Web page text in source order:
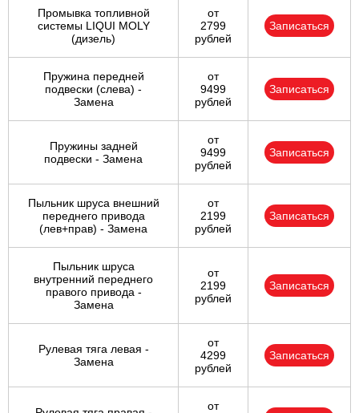
Промывка топливной
системы LIQUI MOLY
(дизель)
от
2799
рублей
Записаться
Пружина передней
подвески (слева) -
Замена
от
9499
рублей
Записаться
Пружины задней
подвески - Замена
от
9499
рублей
Записаться
Пыльник шруса внешний
переднего привода
(лев+прав) - Замена
от
2199
рублей
Записаться
Пыльник шруса
внутренний переднего
правого привода -
Замена
от
2199
рублей
Записаться
Рулевая тяга левая -
Замена
от
4299
рублей
Записаться
от